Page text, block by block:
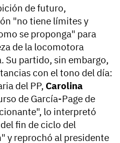
de futuro,
"no tiene límites y
se proponga" para
de la locomotora
Su partido, sin embargo,
con el tono del día:
del PP, Carolina
de García-Page de
lo interpretó
fin de ciclo del
y reprochó al presidente